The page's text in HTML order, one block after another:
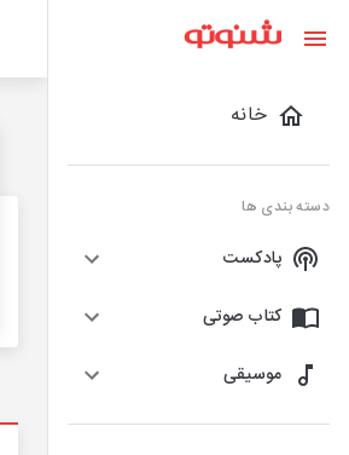
خانه
دسته بندی ها
پادکست
کتاب صوتی
موسیقی